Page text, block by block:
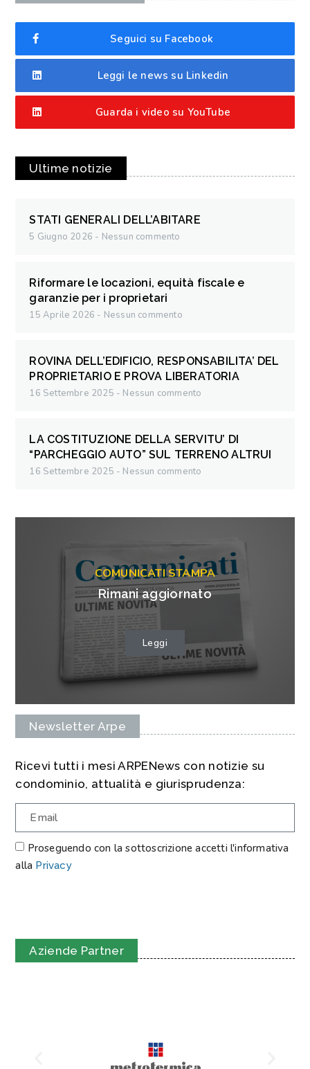
Seguici su Facebook
Leggi le news su Linkedin
Guarda i video su YouTube
Ultime notizie
STATI GENERALI DELL’ABITARE
5 Giugno 2026 Nessun commento
Riformare le locazioni, equità fiscale e
garanzie per i proprietari
15 Aprile 2026 Nessun commento
ROVINA DELL’EDIFICIO, RESPONSABILITA’ DEL
PROPRIETARIO E PROVA LIBERATORIA
16 Settembre 2025 Nessun commento
LA COSTITUZIONE DELLA SERVITU’ DI
“PARCHEGGIO AUTO” SUL TERRENO ALTRUI
16 Settembre 2025 Nessun commento
COMUNICATI STAMPA
Rimani aggiornato
Leggi
Newsletter Arpe
Ricevi tutti i mesi ARPENews con notizie su
condominio, attualità e giurisprudenza:
Proseguendo con la sottoscrizione accetti l'informativa
alla Privacy
Aziende Partner